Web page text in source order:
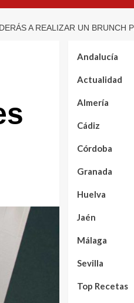
A REALIZAR UN BRUNCH
Andalucía
Actualidad
Almería
Cádiz
Córdoba
Granada
Huelva
Jaén
Málaga
Sevilla
Top Recetas